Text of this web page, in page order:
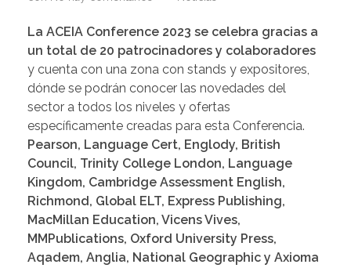
La ACEIA Conference 2023 se celebra gracias a
un total de 20 patrocinadores y colaboradores
y cuenta con una zona con stands y expositores,
dónde se podrán conocer las novedades del
sector a todos los niveles y ofertas
específicamente creadas para esta Conferencia.
Pearson, Language Cert, Englody, British
Council, Trinity College London, Language
Kingdom, Cambridge Assessment English,
Richmond, Global ELT, Express Publishing,
MacMillan Education, Vicens Vives,
MMPublications, Oxford University Press,
Aqadem, Anglia, National Geographic y Axioma